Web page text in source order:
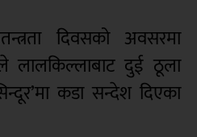
दिवसको अवसरमा
लालकिल्लाबाट दुई ठूला
कडा सन्देश दिएका